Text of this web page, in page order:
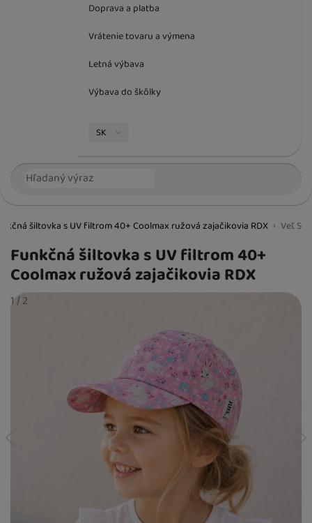
Doprava a platba
Vrátenie tovaru a výmena
Letná výbava
Výbava do škôlky
Jazyková verzia
SK
Vyhľadávanie
šiltovka s UV filtrom 40+ Coolmax ružová zajačikovia RDX Veľ. S
Funkčná šiltovka s UV filtrom 40+
Coolmax ružová zajačikovia RDX
Fotografie
nasledujúci
slide
1/z
2